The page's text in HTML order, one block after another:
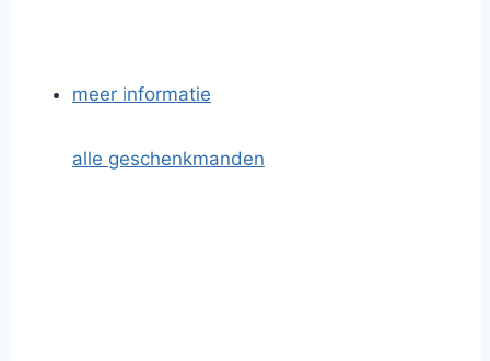
meer informatie
alle geschenkmanden